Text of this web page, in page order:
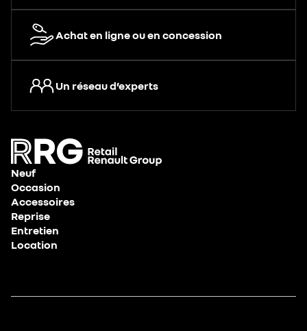
Achat en ligne ou en concession
Un réseau d’experts
Neuf
Occasion
Accessoires
Reprise
Entretien
Location